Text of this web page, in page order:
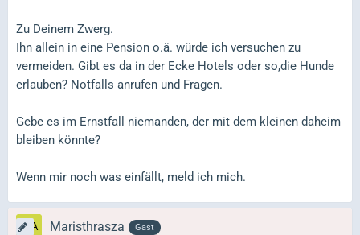
Zu Deinem Zwerg.
Ihn allein in eine Pension o.ä. würde ich versuchen zu
vermeiden. Gibt es da in der Ecke Hotels oder so,die Hunde
erlauben? Notfalls anrufen und Fragen.
Gebe es im Ernstfall niemanden, der mit dem kleinen daheim
bleiben könnte?
Wenn mir noch was einfällt, meld ich mich.
Maristhrasza Gast